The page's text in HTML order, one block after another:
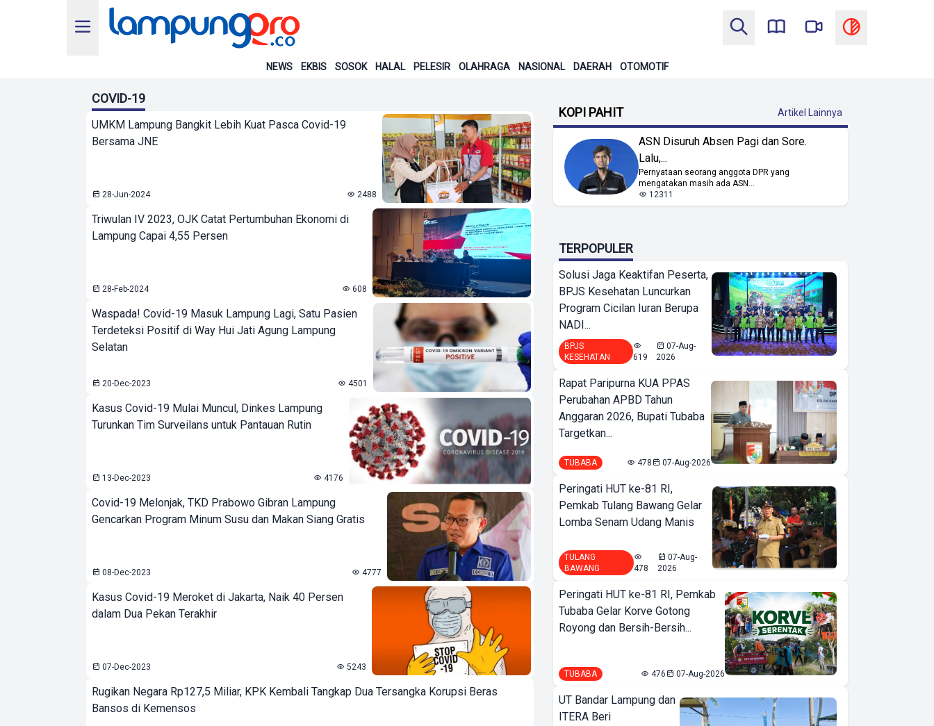
NEWS EKBIS SOSOK HALAL PELESIR OLAHRAGA NASIONAL DAERAH OTOMOTIF
COVID-19
UMKM Lampung Bangkit Lebih Kuat Pasca Covid-19
Bersama JNE
28-Jun-2024 2488
Triwulan IV 2023, OJK Catat Pertumbuhan Ekonomi di
Lampung Capai 4,55 Persen
28-Feb-2024 608
Waspada! Covid-19 Masuk Lampung Lagi, Satu Pasien
Terdeteksi Positif di Way Hui Jati Agung Lampung
Selatan
20-Dec-2023 4501
Kasus Covid-19 Mulai Muncul, Dinkes Lampung
Turunkan Tim Surveilans untuk Pantauan Rutin
13-Dec-2023 4176
Covid-19 Melonjak, TKD Prabowo Gibran Lampung
Gencarkan Program Minum Susu dan Makan Siang Gratis
08-Dec-2023 4777
Kasus Covid-19 Meroket di Jakarta, Naik 40 Persen
dalam Dua Pekan Terakhir
07-Dec-2023 5243
Rugikan Negara Rp127,5 Miliar, KPK Kembali Tangkap Dua Tersangka Korupsi Beras
Bansos di Kemensos
KOPI PAHIT Artikel Lainnya
ASN Disuruh Absen Pagi dan Sore.
Lalu,...
Pernyataan seorang anggota DPR yang
mengatakan masih ada ASN...
12311
TERPOPULER
Solusi Jaga Keaktifan Peserta,
BPJS Kesehatan Luncurkan
Program Cicilan Iuran Berupa
NADI...
BPJS
KESEHATAN
619
07-Aug-
2026
Rapat Paripurna KUA PPAS
Perubahan APBD Tahun
Anggaran 2026, Bupati Tubaba
Targetkan...
TUBABA 478 07-Aug-2026
Peringati HUT ke-81 RI,
Pemkab Tulang Bawang Gelar
Lomba Senam Udang Manis
TULANG
BAWANG
478
07-Aug-
2026
Peringati HUT ke-81 RI, Pemkab
Tubaba Gelar Korve Gotong
Royong dan Bersih-Bersih...
TUBABA 476 07-Aug-2026
UT Bandar Lampung dan
ITERA Beri